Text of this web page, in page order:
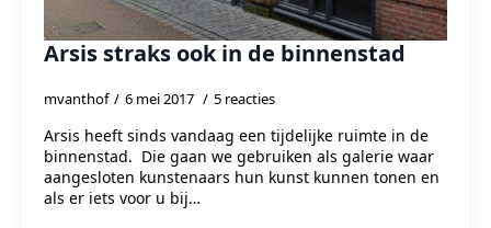
Arsis straks ook in de binnenstad
mvanthof 6 mei 2017 5 reacties
Arsis heeft sinds vandaag een tijdelijke ruimte in de
binnenstad. Die gaan we gebruiken als galerie waar
aangesloten kunstenaars hun kunst kunnen tonen en
als er iets voor u bij…